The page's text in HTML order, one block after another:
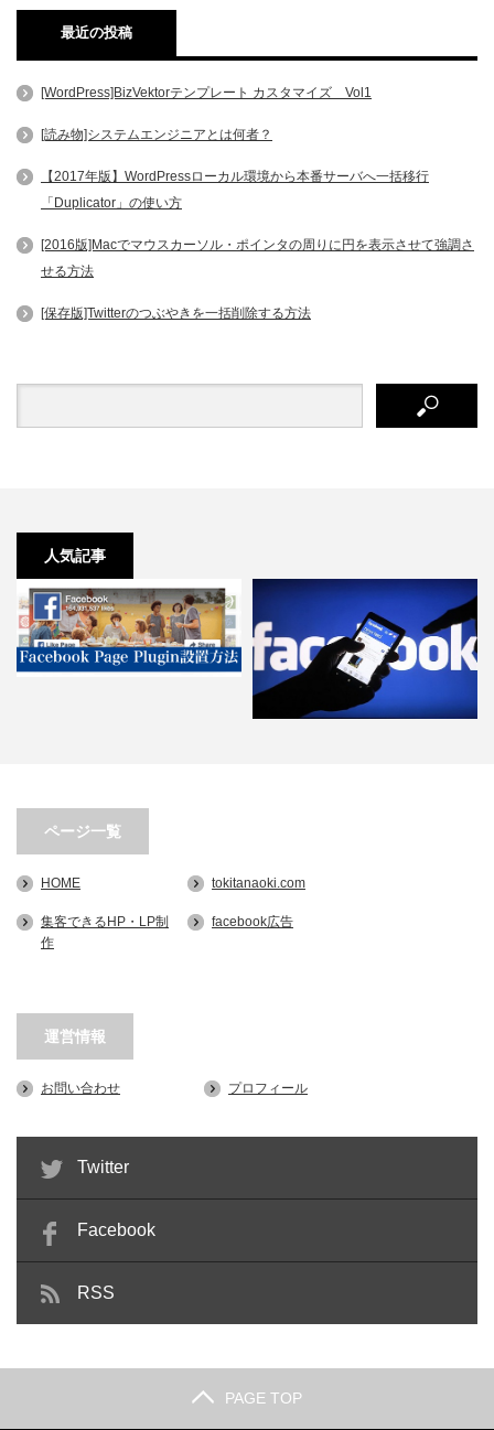
最近の投稿
[WordPress]BizVektorテンプレート カスタマイズ Vol1
[読み物]システムエンジニアとは何者？
【2017年版】WordPressローカル環境から本番サーバへ一括移行
「Duplicator」の使い方
[2016版]Macでマウスカーソル・ポインタの周りに円を表示させて強調さ
せる方法
[保存版]Twitterのつぶやきを一括削除する方法
人気記事
ページ一覧
HOME tokitanaoki.com
集客できるHP・LP制
作
facebook広告
運営情報
お問い合わせ プロフィール
Twitter
Facebook
RSS
PAGE TOP